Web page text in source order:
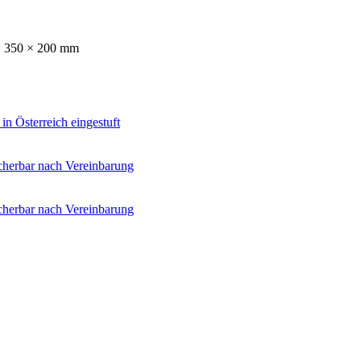
350 × 200 mm
Österreich eingestuft
nach Vereinbarung
nach Vereinbarung